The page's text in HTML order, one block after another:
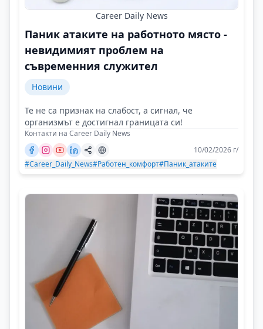
Career Daily News
Паник атаките на работното място -
невидимият проблем на
съвременния служител
Новини
Те не са признак на слабост, а сигнал, че
организмът е достигнал границата си!
Контакти на Career Daily News
10/02/2026 г/
#Career_Daily_News#Работен_комфорт#Паник_атаките